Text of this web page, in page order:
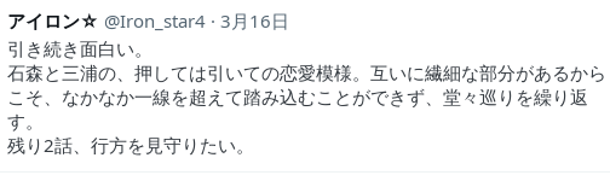
アイロン☆ Iron_star4
3月16日
引き続き面白い。
石森と三浦の、押しては引いての恋愛模様。互いに繊細な部分があるから
こそ、なかなか一線を超えて踏み込むことができず、堂々巡りを繰り返
す。
残り2話、行方を見守りたい。